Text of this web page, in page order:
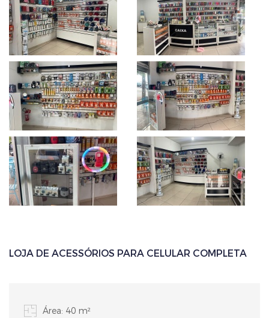
LOJA DE ACESSÓRIOS PARA CELULAR COMPLETA
Área: 40 m²